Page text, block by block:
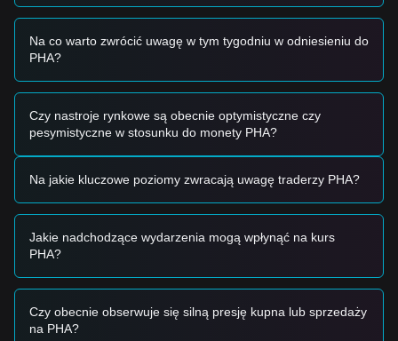
PHA.
•Szerszy sentyment rynkowy:Ogólne odbicie altcoinów o
średniej kapitalizacji po ustabilizowaniu się kluczowych
aktywów cyfrowych stworzyło korzystne warunki dla odbicia
Sygnały transakcyjne
Na podstawie aktualnej struktury technicznej i momentum
rynkowego przedstawiono następujące strategie jako punkt
• Jeśli cena Phala Network zbliży się do przedziału$0.1050 -
pojawić się krótkoterminowa okazja do zakupu.
• Jeśli cena Phala Network wybije powyżej
$0.1280
istotnym wzroście wolumenu, może to potwierdzić nowy
Scenariusz ryzyka
może wejść w okres głębszej korekty, potencjalnie ponownie
testując poziom
Na co warto zwrócić uwagę w tym tygodniu w odniesieniu do
PHA?
Czy nastroje rynkowe są obecnie optymistyczne czy
pesymistyczne w stosunku do monety PHA?
Na jakie kluczowe poziomy zwracają uwagę traderzy PHA?
Jakie nadchodzące wydarzenia mogą wpłynąć na kurs
PHA?
Czy obecnie obserwuje się silną presję kupna lub sprzedaży
na PHA?